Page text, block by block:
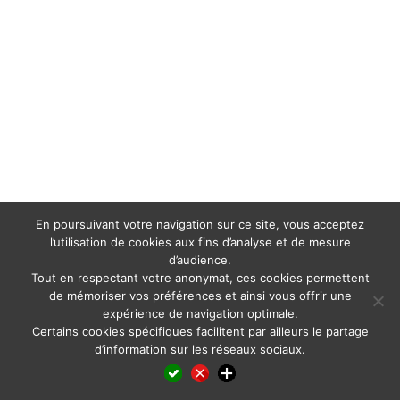
LinkedIn
X WhatsAppPinterest
En poursuivant votre navigation sur ce site, vous acceptez
l’utilisation de cookies aux fins d’analyse et de mesure
d’audience.
Tout en respectant votre anonymat, ces cookies permettent
de mémoriser vos préférences et ainsi vous offrir une
expérience de navigation optimale.
Certains cookies spécifiques facilitent par ailleurs le partage
d’information sur les réseaux sociaux.